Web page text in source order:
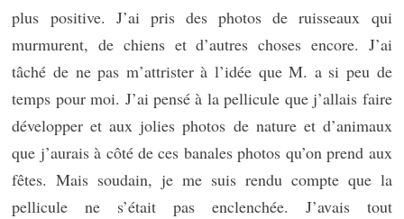
plus positive. J’ai pris des photos de ruisseaux qui
murmurent, de chiens et d’autres choses encore. J’ai
tâché de ne pas m’attrister à l’idée que M. a si peu de
temps pour moi. J’ai pensé à la pellicule que j’allais faire
développer et aux jolies photos de nature et d’animaux
que j’aurais à côté de ces banales photos qu’on prend aux
fêtes. Mais soudain, je me suis rendu compte que la
pellicule ne s’était pas enclenchée. J’avais tout